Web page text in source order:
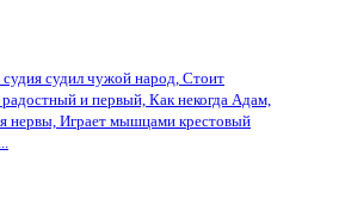
судил чужой народ, Стоит
радостный и первый, Как некогда Адам,
нервы, Играет мышцами крестовый